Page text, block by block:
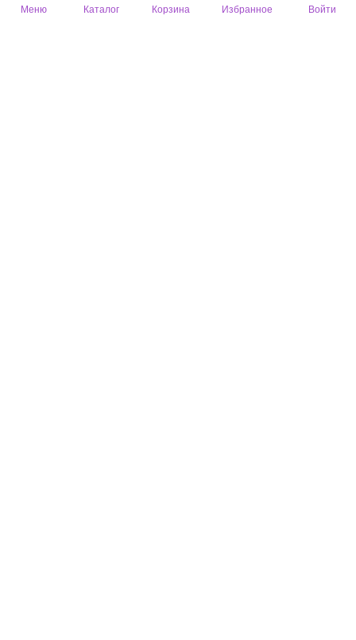
ИРИНА07 авг. 2026
Меню Каталог Корзина Избранное Войти